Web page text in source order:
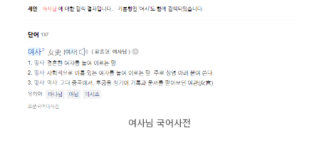
여사님 국어사전